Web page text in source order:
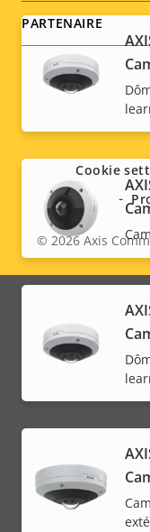
PARTENAIRE
Legal
menu
© 2026 Axis
Cookie